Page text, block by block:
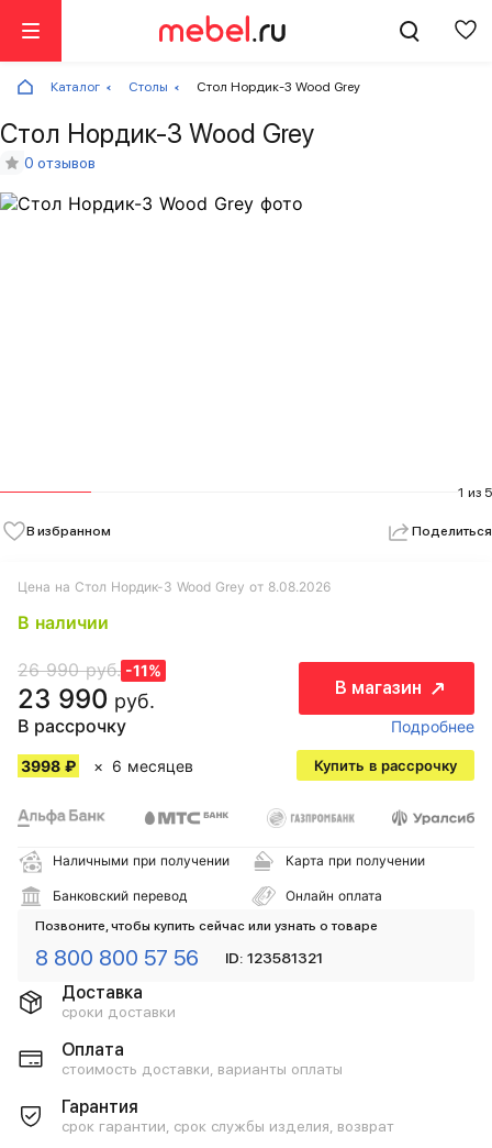
Каталог Столы Стол Нордик-3 Wood Grey
Стол Нордик-3 Wood Grey
0 отзывов
1 из 5
В избранном Поделиться
Цена на Стол Нордик-3 Wood Grey от 8.08.2026
В наличии
26 990 руб. -11%
23 990 руб.
В магазин
В рассрочку Подробнее
3998 ₽ 6 месяцев Купить в рассрочку
Наличными при получении Карта при получении
Банковский перевод Онлайн оплата
Позвоните, чтобы купить сейчас или узнать о товаре
8 800 800 57 56 ID: 123581321
Доставка
сроки доставки
Оплата
стоимость доставки, варианты оплаты
Гарантия
срок гарантии, срок службы изделия, возврат